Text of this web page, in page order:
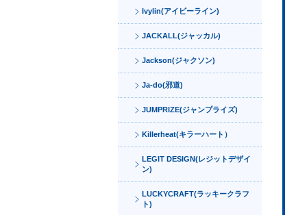
Ivylin(アイビーライン)
JACKALL(ジャッカル)
Jackson(ジャクソン)
Ja-do(邪道)
JUMPRIZE(ジャンプライズ)
Killerheat(キラーハート）
LEGIT DESIGN(レジットデザイ
ン)
LUCKYCRAFT(ラッキークラフ
ト)